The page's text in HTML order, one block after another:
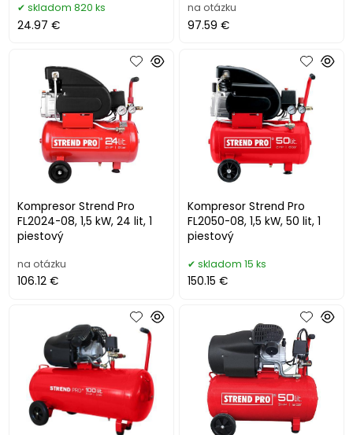
skladom 820 ks
24.97 €
na otázku
97.59 €
Kompresor Strend Pro
FL2024-08, 1,5 kW, 24 lit, 1
piestový
na otázku
106.12 €
Kompresor Strend Pro
FL2050-08, 1,5 kW, 50 lit, 1
piestový
skladom 15 ks
150.15 €